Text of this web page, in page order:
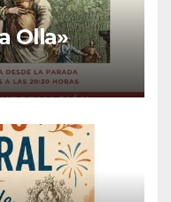
Olla»